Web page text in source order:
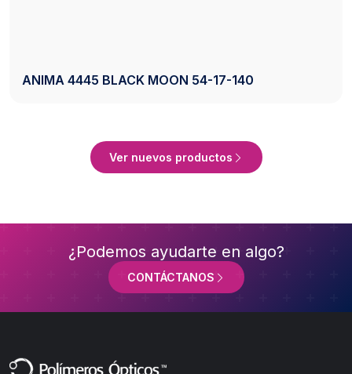
AXESS 2742 BLACK 50-20-140
Ver nuevos productos
¿Podemos ayudarte en algo?
CONTÁCTANOS